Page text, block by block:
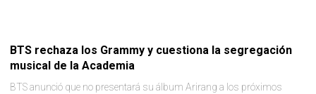
BTS rechaza los Grammy y cuestiona la segregación
musical de la Academia
BTS anunció que no presentará su álbum Arirang a los próximos